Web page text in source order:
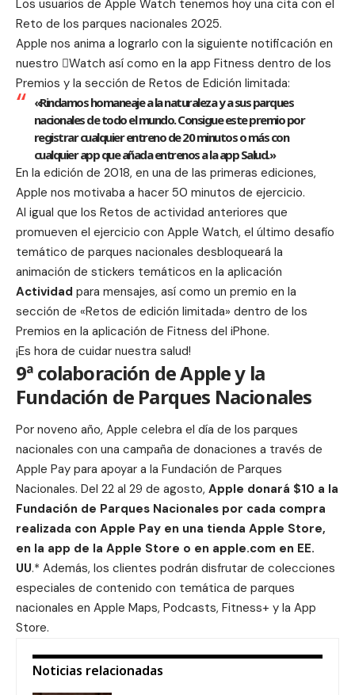
Los usuarios de Apple Watch tenemos hoy una cita con el
Reto de los parques nacionales 2025.
Apple nos anima a lograrlo con la siguiente notificación en
nuestro Watch así como en la app Fitness dentro de los
Premios y la sección de Retos de Edición limitada:
«Rindamos homaneaje a la naturaleza y a sus parques
nacionales de todo el mundo. Consigue este premio por
registrar cualquier entreno de 20 minutos o más con
cualquier app que añada entrenos a la app Salud.»
En la edición de 2018, en una de las primeras ediciones,
Apple nos motivaba a hacer 50 minutos de ejercicio.
Al igual que los Retos de actividad anteriores que
promueven el ejercicio con Apple Watch, el último desafío
temático de parques nacionales desbloqueará la
animación de stickers temáticos en la aplicación
Actividad para mensajes, así como un premio en la
sección de «Retos de edición limitada» dentro de los
Premios en la aplicación de Fitness del iPhone.
¡Es hora de cuidar nuestra salud!
9ª colaboración de Apple y la
Fundación de Parques Nacionales
Por noveno año, Apple celebra el día de los parques
nacionales con una campaña de donaciones a través de
Apple Pay para apoyar a la Fundación de Parques
Nacionales. Del 22 al 29 de agosto, Apple donará $10 a la
Fundación de Parques Nacionales por cada compra
realizada con Apple Pay en una tienda Apple Store,
en la app de la Apple Store o en apple.com en EE.
UU.* Además, los clientes podrán disfrutar de colecciones
especiales de contenido con temática de parques
nacionales en Apple Maps, Podcasts, Fitness+ y la App
Store.
Noticias relacionadas